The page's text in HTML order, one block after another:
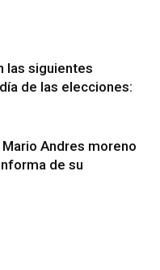
las siguientes
de las elecciones:
Andres moreno
de su